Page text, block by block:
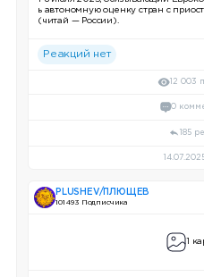
ь автономную оценку стран с
(читай — России).
Реакций нет
12 003
0
185
PLUSHEV/ПЛЮЩЕВ
101 493 Подписчика
1